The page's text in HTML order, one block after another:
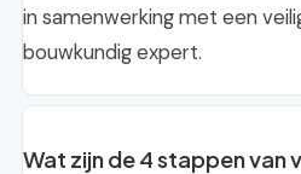
in samenwerking met een
bouwkundig expert.
Wat zijn de 4 stappen van